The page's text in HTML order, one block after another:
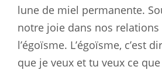
lune de miel permanente.
notre joie dans nos relations
l’égoïsme. L’égoïsme, c’est
que je veux et tu veux ce